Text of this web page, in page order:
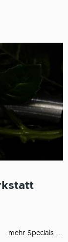
mehr Specials ...